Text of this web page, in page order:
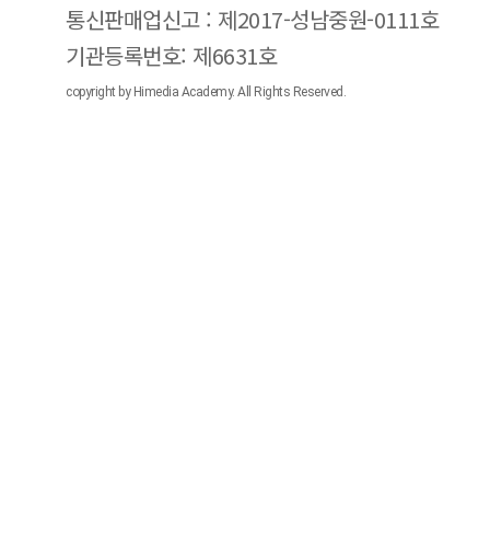
통신판매업신고 : 제2017-성남중원-0111호
기관등록번호: 제6631호
copyright by Himedia Academy. All Rights Reserved.